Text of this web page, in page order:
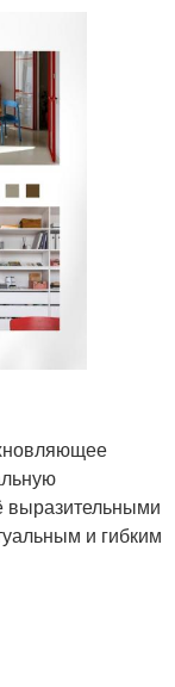
выразительными
и гибким